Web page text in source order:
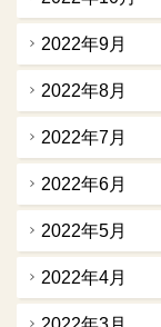
2022年9月
2022年8月
2022年7月
2022年6月
2022年5月
2022年4月